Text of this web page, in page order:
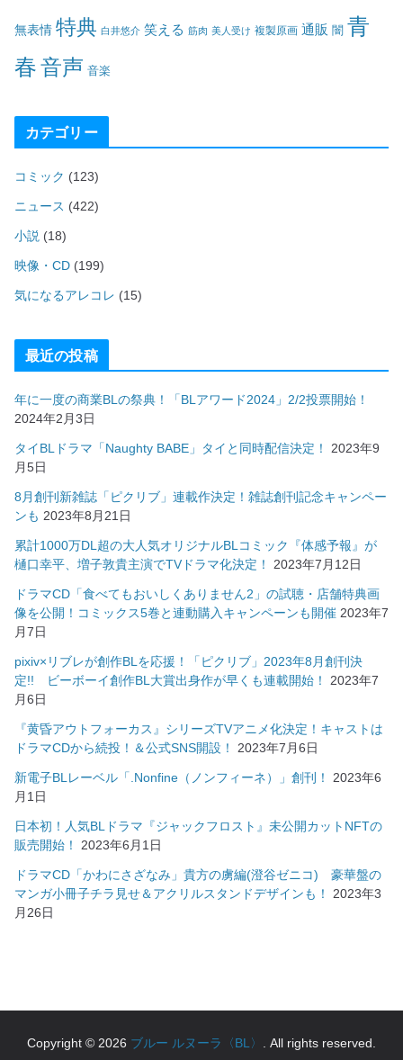
無表情 特典 白井悠介 笑える 筋肉 美人受け 複製原画 通販 闇 青
春音声 音楽
カテゴリー
コミック (123)
ニュース (422)
小説 (18)
映像・CD (199)
気になるアレコレ (15)
最近の投稿
年に一度の商業BLの祭典！「BLアワード2024」2/2投票開始！
2024年2月3日
タイBLドラマ「Naughty BABE」タイと同時配信決定！
2023年9
月5日
8月創刊新雑誌「ピクリブ」連載作決定！雑誌創刊記念キャンペー
ンも 2023年8月21日
累計1000万DL超の大人気オリジナルBLコミック『体感予報』が
樋口幸平、増子敦貴主演でTVドラマ化決定！
2023年7月12日
ドラマCD「食べてもおいしくありません2」の試聴・店舗特典画
像を公開！コミックス5巻と連動購入キャンペーンも開催 2023年7
月7日
pixiv×リブレが創作BLを応援！「ピクリブ」2023年8月創刊決
定!! ビーボーイ創作BL大賞出身作が早くも連載開始！
2023年7
月6日
『黄昏アウトフォーカス』シリーズTVアニメ化決定！キャストは
ドラマCDから続投！＆公式SNS開設！
2023年7月6日
新電子BLレーベル「.Nonfine（ノンフィーネ）」創刊！
2023年6
月1日
日本初！人気BLドラマ『ジャックフロスト』未公開カットNFTの
販売開始！
2023年6月1日
ドラマCD「かわにさざなみ」貴方の虜編(澄谷ゼニコ) 豪華盤の
マンガ小冊子チラ見せ＆アクリルスタンドデザインも！
2023年3
月26日
Copyright © 2026 ブルー ルヌーラ〈BL〉
. All rights reserved.